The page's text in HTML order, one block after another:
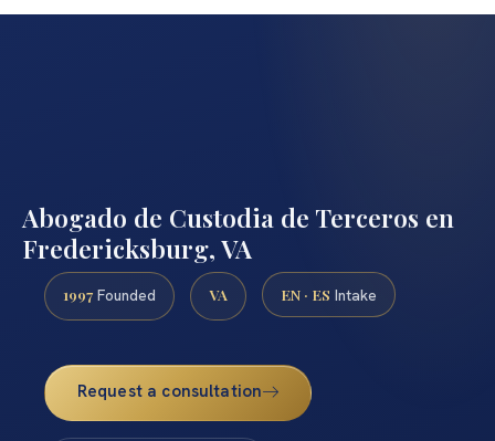
Abogado de Custodia de Terceros en
Fredericksburg, VA
1997 Founded VA EN · ES Intake
Request a consultation